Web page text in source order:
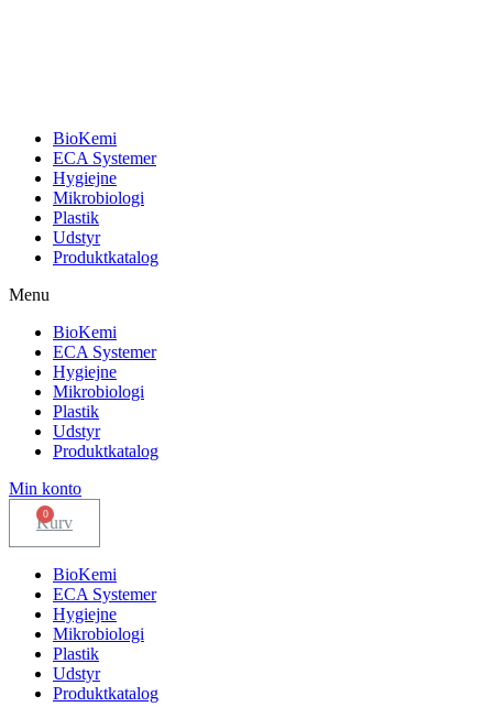
BioKemi
ECA Systemer
Hygiejne
Mikrobiologi
Plastik
Udstyr
Produktkatalog
Menu
BioKemi
ECA Systemer
Hygiejne
Mikrobiologi
Plastik
Udstyr
Produktkatalog
Min konto
Kurv
BioKemi
ECA Systemer
Hygiejne
Mikrobiologi
Plastik
Udstyr
Produktkatalog